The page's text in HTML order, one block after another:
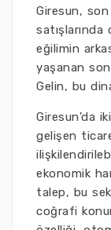
Giresun,
eğilimin
yaşanan
Gelin, bu
Giresun'da
gelişen
ekonomik
talep, bu
coğrafi